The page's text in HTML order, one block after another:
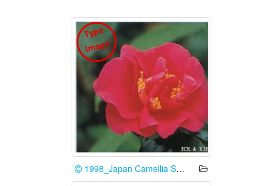
T
y
p
e
I
m
a
g
e
1998_Japan Camellia Society